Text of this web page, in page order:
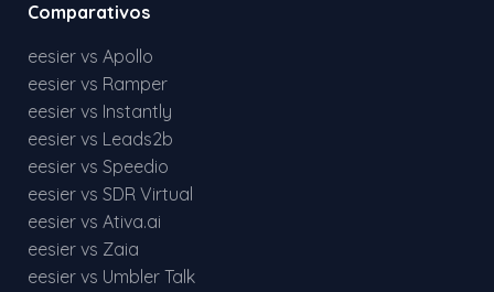
Comparativos
eesier vs Apollo
eesier vs Ramper
eesier vs Instantly
eesier vs Leads2b
eesier vs Speedio
eesier vs SDR Virtual
eesier vs Ativa.ai
eesier vs Zaia
eesier vs Umbler Talk